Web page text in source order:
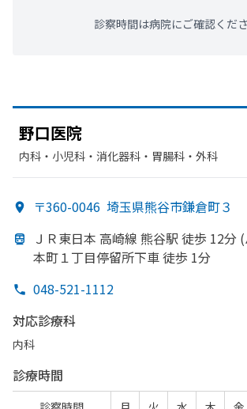
診察時間は病院にご確認くだ
野口医院
内科・​小児科・​消化器科・​胃腸科・​外科
〒360-0046 埼玉県熊谷市鎌倉町３
ＪＲ東日本 高崎線 熊谷駅 徒歩 12分
本町１丁目停留所下車 徒歩 1分
048-521-1112
対応診療科
内科
診療時間